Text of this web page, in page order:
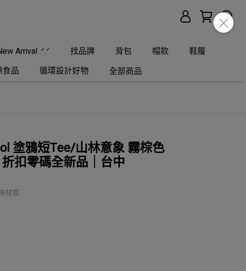
Arrival .ᐟ.ᐟ 找品牌 背包 帽款
鞋履
品 循環設計好物 全部商品
塗鴉短Tee/山林意象 霧棕色
扣零碼全新品｜台中
材質